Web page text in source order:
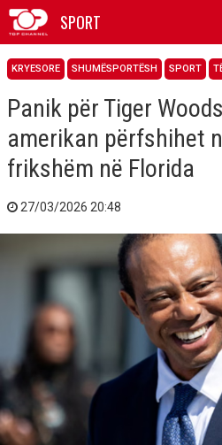
SPORT
KRYESORE SHUMËSPORTËSH SPORT
Panik për Tiger
amerikan përfshihet
frikshëm në Florida
27/03/2026 20:48